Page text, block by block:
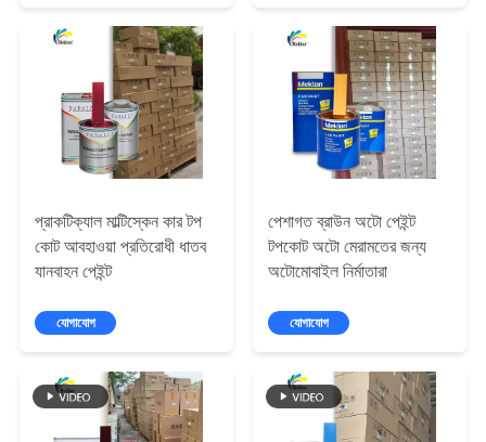
নীতিপ্রাকটিক্যাল মাল্টিস্কেন কার টপ
কোট আবহাওয়া প্রতিরোধী ধাতব
যানবাহন পেইন্ট
যোগাযোগ
পেশাগত ব্রাউন অটো পেইন্ট
টপকোট অটো মেরামতের জন্য
অটোমোবাইল নির্মাতারা
যোগাযোগ